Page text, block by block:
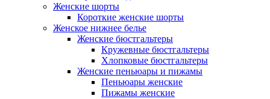
Женские шорты
Короткие женские шорты
Женское нижнее белье
Женские бюстгальтеры
Кружевные бюстгальтеры
Хлопковые бюстгальтеры
Женские пеньюары и пижамы
Пеньюары женские
Пижамы женские